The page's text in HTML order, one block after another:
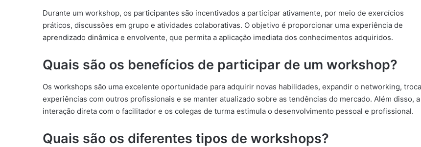
Durante um workshop, os participantes são incentivados a participar ativamente, por meio de exercícios
práticos, discussões em grupo e atividades colaborativas. O objetivo é proporcionar uma experiência de
aprendizado dinâmica e envolvente, que permita a aplicação imediata dos conhecimentos adquiridos.
Quais são os benefícios de participar de um workshop?
Os workshops são uma excelente oportunidade para adquirir novas habilidades, expandir o networking,
experiências com outros profissionais e se manter atualizado sobre as tendências do mercado. Além disso, a
interação direta com o facilitador e os colegas de turma estimula o desenvolvimento pessoal e profissional.
Quais são os diferentes tipos de workshops?